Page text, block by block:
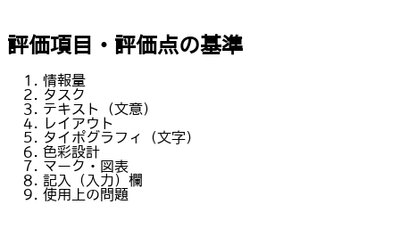
評価項目・評価点の基準
情報量
タスク
テキスト（文意）
レイアウト
タイポグラフィ（文字）
色彩設計
マーク・図表
記入（入力）欄
使用上の問題